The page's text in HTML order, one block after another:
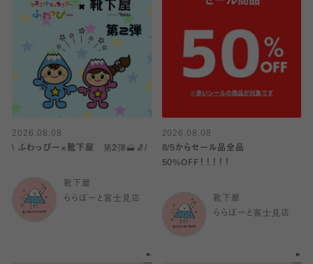
2026.08.08
\ ふわっぴー×靴下屋 第2弾🗻🧦/
靴下屋
ららぽーと富士見店
2026.08.08
8/5からセール品全品
50%OFF！！！！！
靴下屋
ららぽーと富士見店